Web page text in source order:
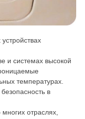
и системах высокой
температурах.
в
отраслях,